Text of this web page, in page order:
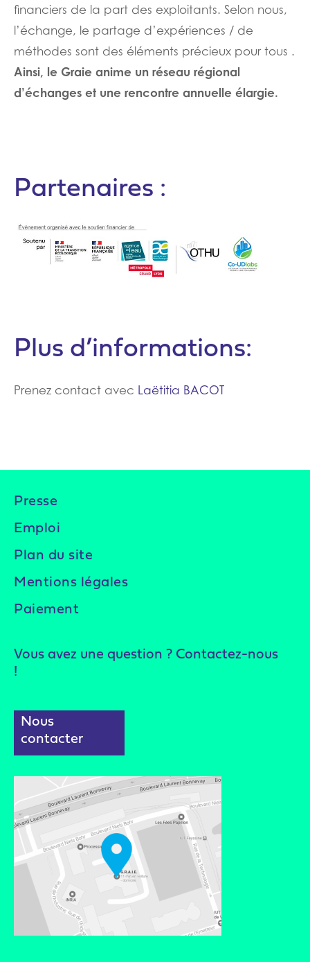
financiers de la part des exploitants. Selon nous,
l’échange, le partage d’expériences / de
méthodes sont des éléments précieux pour tous .
Ainsi, le Graie anime un réseau régional
d’échanges et une rencontre annuelle élargie.
Partenaires :
Plus d’informations:
Prenez contact avec Laëtitia BACOT
Presse
Emploi
Plan du site
Mentions légales
Paiement
Vous avez une question ? Contactez-nous
!
Nous
contacter